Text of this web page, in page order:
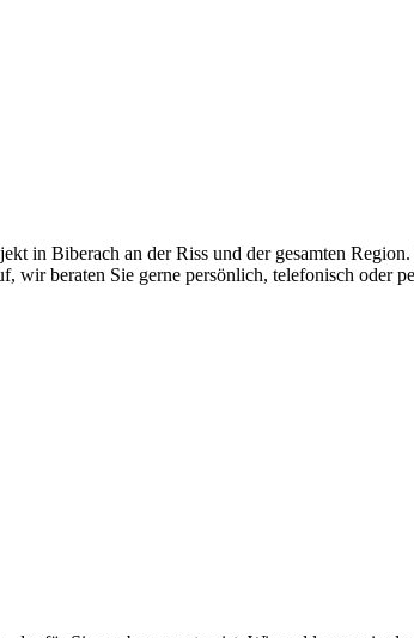
in Biberach an der Riss und der gesamten
wir beraten Sie gerne persönlich, telefonisch oder